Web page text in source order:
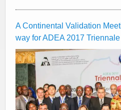
A Continental Validation
way for ADEA 2017 Triennale